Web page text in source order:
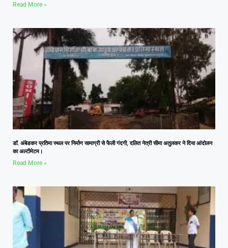
Read More »
डॉ. अंबेडकर प्रतिमा स्थल पर निर्माण सामाग्री से फैली गंदगी, दलित नेत्री सीमा अतुलकर ने दिया आंदोलन
का अल्टीमेटम।
Read More »